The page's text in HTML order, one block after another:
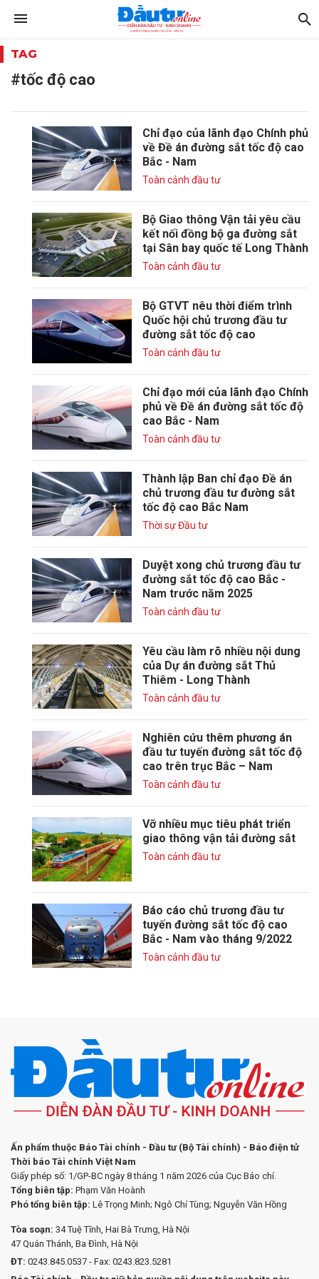
TAG
#tốc độ cao
Chỉ đạo của lãnh đạo Chính phủ
về Đề án đường sắt tốc độ cao
Bắc - Nam
Toàn cảnh đầu tư
Bộ Giao thông Vận tải yêu cầu
kết nối đồng bộ ga đường sắt
tại Sân bay quốc tế Long Thành
Toàn cảnh đầu tư
Bộ GTVT nêu thời điểm trình
Quốc hội chủ trương đầu tư
đường sắt tốc độ cao
Toàn cảnh đầu tư
Chỉ đạo mới của lãnh đạo Chính
phủ về Đề án đường sắt tốc độ
cao Bắc - Nam
Toàn cảnh đầu tư
Thành lập Ban chỉ đạo Đề án
chủ trương đầu tư đường sắt
tốc độ cao Bắc Nam
Thời sự Đầu tư
Duyệt xong chủ trương đầu tư
đường sắt tốc độ cao Bắc -
Nam trước năm 2025
Toàn cảnh đầu tư
Yêu cầu làm rõ nhiều nội dung
của Dự án đường sắt Thủ
Thiêm - Long Thành
Toàn cảnh đầu tư
Nghiên cứu thêm phương án
đầu tư tuyến đường sắt tốc độ
cao trên trục Bắc – Nam
Toàn cảnh đầu tư
Vỡ nhiều mục tiêu phát triển
giao thông vận tải đường sắt
Toàn cảnh đầu tư
Báo cáo chủ trương đầu tư
tuyến đường sắt tốc độ cao
Bắc - Nam vào tháng 9/2022
Toàn cảnh đầu tư
Ấn phẩm thuộc Báo Tài chính - Đầu tư (Bộ Tài chính) - Báo điện tử
Thời báo Tài chính Việt Nam
Giấy phép số: 1/GP-BC ngày 8 tháng 1 năm 2026 của Cục Báo chí.
Tổng biên tập: Phạm Văn Hoành
Phó tổng biên tập: Lê Trọng Minh; Ngô Chí Tùng; Nguyễn Văn Hồng
Tòa soạn: 34 Tuệ Tĩnh, Hai Bà Trưng, Hà Nội
47 Quán Thánh, Ba Đình, Hà Nội
ĐT: 0243.845.0537 - Fax: 0243.823.5281